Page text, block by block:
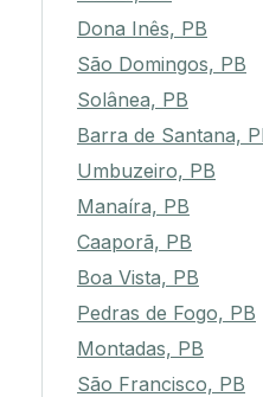
Lastro, PB
Dona Inês, PB
São Domingos, PB
Solânea, PB
Barra de Santana, PB
Umbuzeiro, PB
Manaíra, PB
Caaporã, PB
Boa Vista, PB
Pedras de Fogo, PB
Montadas, PB